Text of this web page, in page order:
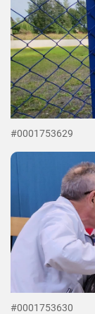
#0001753629
#0001753630